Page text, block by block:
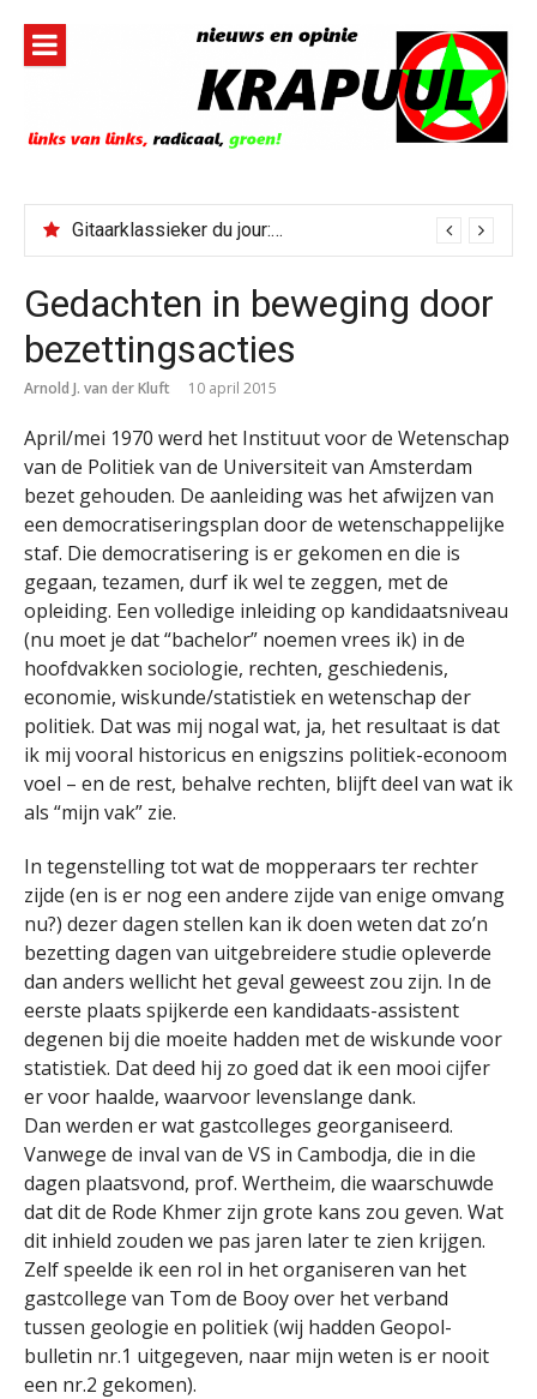
inhoud
Gitaarklassieker du jour: Paris, Texas/Cold Was The Night, Hard Was The Ground
Gedachten in beweging door
bezettingsacties
Arnold J. van der Kluft 10 april 2015
April/mei 1970 werd het Instituut voor de Wetenschap
van de Politiek van de Universiteit van Amsterdam
bezet gehouden. De aanleiding was het afwijzen van
een democratiseringsplan door de wetenschappelijke
staf. Die democratisering is er gekomen en die is
gegaan, tezamen, durf ik wel te zeggen, met de
opleiding. Een volledige inleiding op kandidaatsniveau
(nu moet je dat “bachelor” noemen vrees ik) in de
hoofdvakken sociologie, rechten, geschiedenis,
economie, wiskunde/statistiek en wetenschap der
politiek. Dat was mij nogal wat, ja, het resultaat is dat
ik mij vooral historicus en enigszins politiek-econoom
voel – en de rest, behalve rechten, blijft deel van wat ik
als “mijn vak” zie.
In tegenstelling tot wat de mopperaars ter rechter
zijde (en is er nog een andere zijde van enige omvang
nu?) dezer dagen stellen kan ik doen weten dat zo’n
bezetting dagen van uitgebreidere studie opleverde
dan anders wellicht het geval geweest zou zijn. In de
eerste plaats spijkerde een kandidaats-assistent
degenen bij die moeite hadden met de wiskunde voor
statistiek. Dat deed hij zo goed dat ik een mooi cijfer
er voor haalde, waarvoor levenslange dank.
Dan werden er wat gastcolleges georganiseerd.
Vanwege de inval van de VS in Cambodja, die in die
dagen plaatsvond, prof. Wertheim, die waarschuwde
dat dit de Rode Khmer zijn grote kans zou geven. Wat
dit inhield zouden we pas jaren later te zien krijgen.
Zelf speelde ik een rol in het organiseren van het
gastcollege van Tom de Booy over het verband
tussen geologie en politiek (wij hadden Geopol-
bulletin nr.1 uitgegeven, naar mijn weten is er nooit
een nr.2 gekomen).